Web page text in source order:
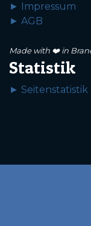
► Impressum
► AGB
Made with ❤️ in
Statistik
► Seitenstatistik